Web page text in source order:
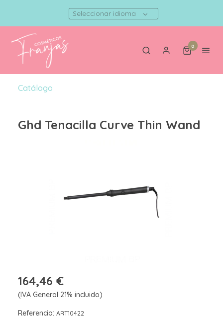
Seleccionar idioma
0
Catálogo
Ghd Tenacilla Curve Thin Wand
164,46 €
(IVA General 21% incluido)
Referencia: ART10422